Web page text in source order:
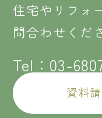
住宅やリフォ
問合わせくだ
Tel： 03-
資料